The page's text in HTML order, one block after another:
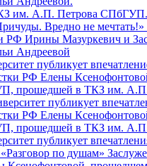
им. А.П. Петрова СПбГУП.
Вредно не мечтать!»
РФ Ирины Мазуркевич и
Андреевой
публикует
РФ Елены
прошедшей в ТКЗ им.